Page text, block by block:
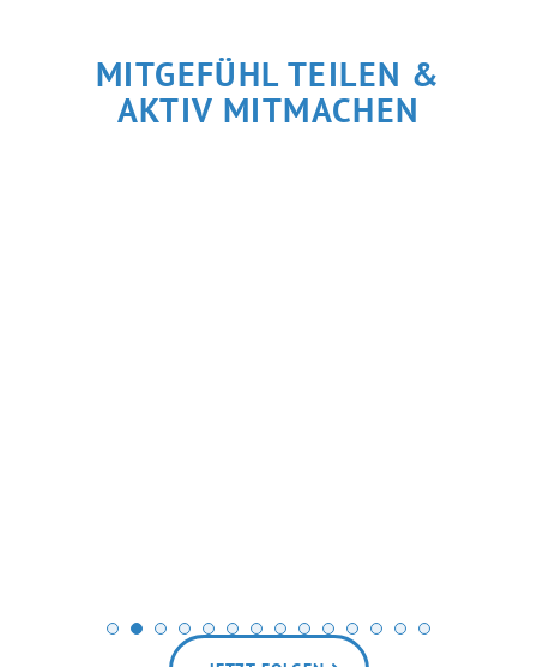
MITGEFÜHL TEILEN &
AKTIV MITMACHEN